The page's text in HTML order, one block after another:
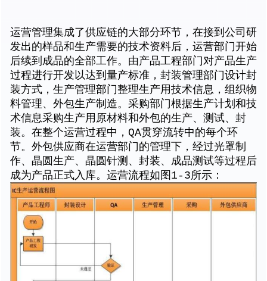
运营管理集成了供应链的大部分环节，在接到公司研
发出的样品和生产需要的技术资料后，运营部门开始
后续到成品的全部工作。由产品工程部门对产品生产
过程进行开发以达到量产标准，封装管理部门设计封
装方式，生产管理部门整理生产用技术信息，组织物
料管理、外包生产制造。采购部门根据生产计划和技
术信息采购生产用原材料和外包的生产、测试、封
装。在整个运营过程中，QA贯穿流转中的每个环
节。外包供应商在运营部门的管理下，经过光罩制
作、晶圆生产、晶圆针测、封装、成品测试等过程后
成为产品正式入库。运营流程如图1-3所示：